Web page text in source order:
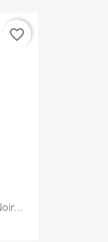
favorite_border